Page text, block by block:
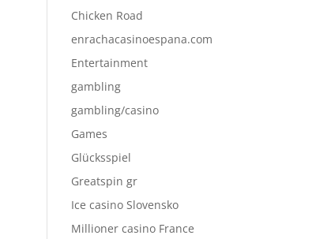
Chicken Road
enrachacasinoespana.com
Entertainment
gambling
gambling/casino
Games
Glücksspiel
Greatspin gr
Ice casino Slovensko
Millioner casino France